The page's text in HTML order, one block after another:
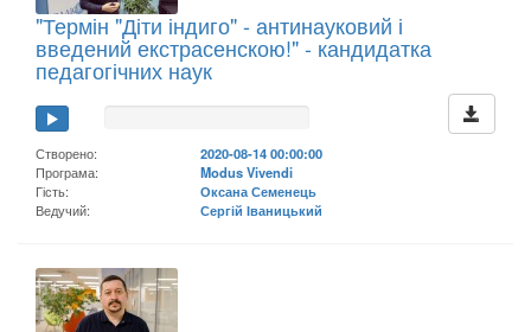
"Термін "Діти індиго" - антинауковий і
введений екстрасенскою!" - кандидатка
педагогічних наук
Створено:
2020-08-14 00:00:00
Програма:
Modus Vivendi
Гість:
Оксана Семенець
Ведучий:
Сергій Іваницький